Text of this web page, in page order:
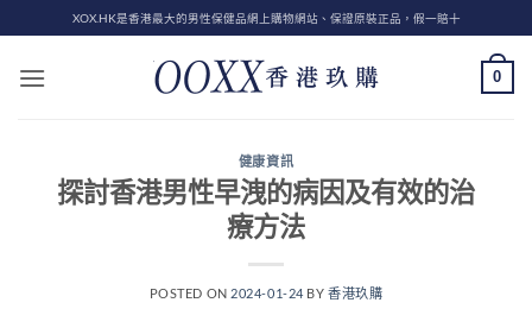
to
content
XOX.HK是香港最大的男性保健品網上購物網站、保證原裝正品，假一賠十
0
健康資訊
探討香港男性早洩的病因及有效的治
療方法
POSTED ON 2024-01-24 BY香港玖購